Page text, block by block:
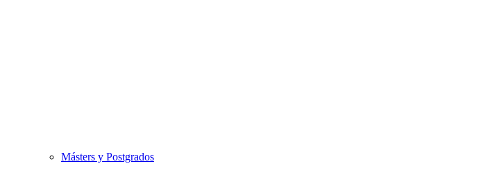
Másters y Postgrados